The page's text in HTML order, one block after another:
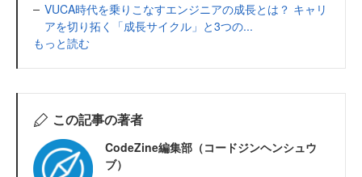
VUCA時代を乗りこなすエンジニアの成長とは？ キャリ
アを切り拓く「成長サイクル」と3つの...
もっと読む
この記事の著者
CodeZine編集部（コードジンヘンシュウ
ブ）